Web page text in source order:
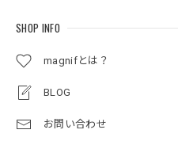
SHOP INFO
magnifとは？
BLOG
お問い合わせ